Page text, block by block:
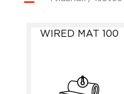
WIRED MAT 100